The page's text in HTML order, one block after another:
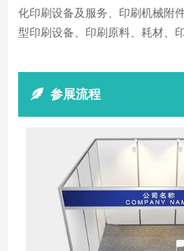
化印刷设备及服务、印刷机械附
型印刷设备、印刷原料、耗材、
参展流程